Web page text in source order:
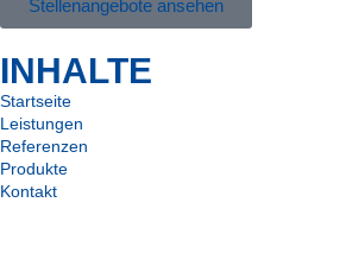
Stellenangebote ansehen
INHALTE
Startseite
Leistungen
Referenzen
Produkte
Kontakt